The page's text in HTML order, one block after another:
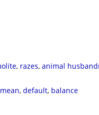
, razes, animal
mean, default, balance